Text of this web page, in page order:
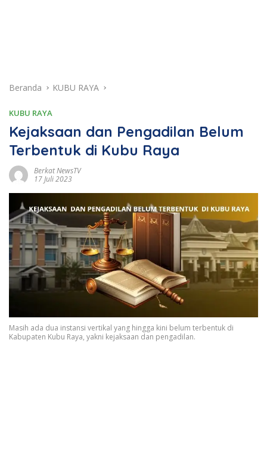
Beranda KUBU RAYA
KUBU RAYA
Kejaksaan dan Pengadilan Belum
Terbentuk di Kubu Raya
Berkat NewsTV
17 Juli 2023
Masih ada dua instansi vertikal yang hingga kini belum terbentuk di
Kabupaten Kubu Raya, yakni kejaksaan dan pengadilan.